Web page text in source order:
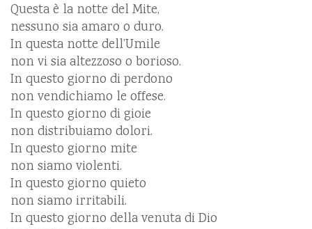
Questa è la notte del Mite,
nessuno sia amaro o duro.
In questa notte dell’Umile
non vi sia altezzoso o borioso.
In questo giorno di perdono
non vendichiamo le offese.
In questo giorno di gioie
non distribuiamo dolori.
In questo giorno mite
non siamo violenti.
In questo giorno quieto
non siamo irritabili.
In questo giorno della venuta di Dio